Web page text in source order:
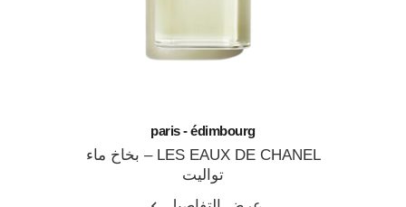
paris - édimbourg
LES EAUX DE CHANEL – بخاخ ماء
تواليت